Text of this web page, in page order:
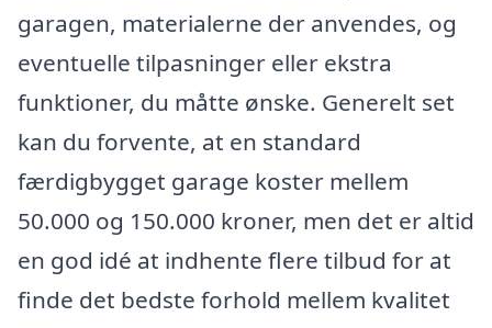
garagen, materialerne der anvendes, og
eventuelle tilpasninger eller ekstra
funktioner, du måtte ønske. Generelt set
kan du forvente, at en standard
færdigbygget garage koster mellem
50.000 og 150.000 kroner, men det er altid
en god idé at indhente flere tilbud for at
finde det bedste forhold mellem kvalitet